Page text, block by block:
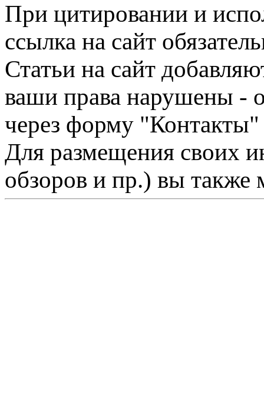
При цитировании и
ссылка на сайт
Статьи на сайт
ваши права нарушены -
через форму "Контакты"
Для размещения своих
обзоров и пр.) вы также